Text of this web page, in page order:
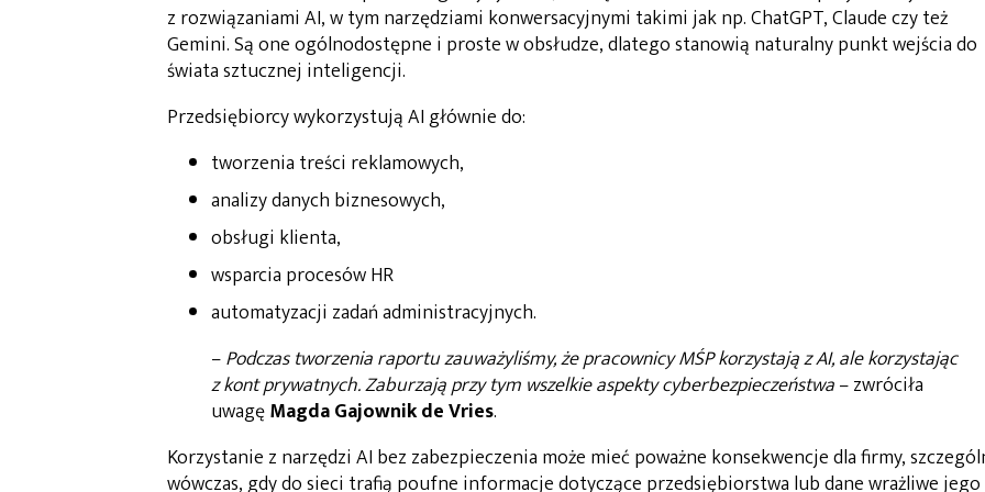
z rozwiązaniami AI, w tym narzędziami konwersacyjnymi takimi jak np. ChatGPT, Claude czy też
Gemini. Są one ogólnodostępne i proste w obsłudze, dlatego stanowią naturalny punkt wejścia do
świata sztucznej inteligencji.
Przedsiębiorcy wykorzystują AI głównie do:
tworzenia treści reklamowych,
analizy danych biznesowych,
obsługi klienta,
wsparcia procesów HR
automatyzacji zadań administracyjnych.
–Podczas tworzenia raportu zauważyliśmy, że pracownicy MŚP korzystają z AI, ale korzystając
z kont prywatnych. Zaburzają przy tym wszelkie aspekty cyberbezpieczeństwa– zwróciła
uwagęMagda Gajownik de Vries.
Korzystanie z narzędzi AI bez zabezpieczenia może mieć poważne konsekwencje dla firmy,
wówczas, gdy do sieci trafią poufne informacje dotyczące przedsiębiorstwa lub dane wrażliwe jego